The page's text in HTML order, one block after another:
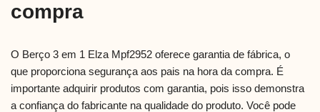
compra
O Berço 3 em 1 Elza Mpf2952 oferece garantia de fábrica, o
que proporciona segurança aos pais na hora da compra. É
importante adquirir produtos com garantia, pois isso demonstra
a confiança do fabricante na qualidade do produto. Você pode